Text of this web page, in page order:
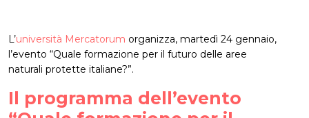
L’università Mercatorum organizza, martedì 24 gennaio,
l’evento “Quale formazione per il futuro delle aree
naturali protette italiane?”.
Il programma dell’evento